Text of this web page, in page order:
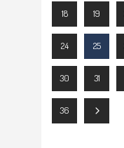
18 19
24 25
30 31
36